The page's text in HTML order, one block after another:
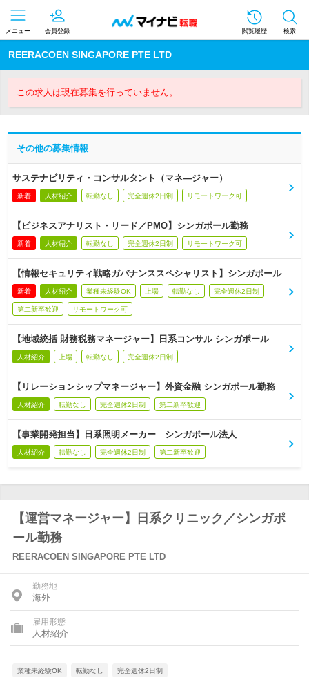
メニュー 会員登録 閲覧履歴 検索
REERACOEN SINGAPORE PTE LTD
この求人は現在募集を行っていません。
その他の募集情報
サステナビリティ・コンサルタント（マネ―ジャー）
新着 人材紹介 転勤なし 完全週休2日制 リモートワーク可
【ビジネスアナリスト・リード／PMO】シンガポール勤務
新着 人材紹介 転勤なし 完全週休2日制 リモートワーク可
【情報セキュリティ戦略ガバナンススペシャリスト】シンガポール
新着 人材紹介 業種未経験OK 上場 転勤なし 完全週休2日制
第二新卒歓迎 リモートワーク可
【地域統括 財務税務マネージャー】日系コンサル シンガポール
人材紹介 上場 転勤なし 完全週休2日制
【リレーションシップマネージャー】外資金融 シンガポール勤務
人材紹介 転勤なし 完全週休2日制 第二新卒歓迎
【事業開発担当】日系照明メーカー シンガポール法人
人材紹介 転勤なし 完全週休2日制 第二新卒歓迎
【運営マネージャー】日系クリニック／シンガポ
ール勤務
REERACOEN SINGAPORE PTE LTD
勤務地
海外
雇用形態
人材紹介
業種未経験OK 転勤なし 完全週休2日制